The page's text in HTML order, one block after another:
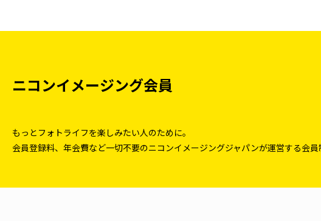
ニコンイメージング会員
もっとフォトライフを楽しみたい人のために。
会員登録料、年会費など一切不要のニコンイメージングジャパンが運営する会員